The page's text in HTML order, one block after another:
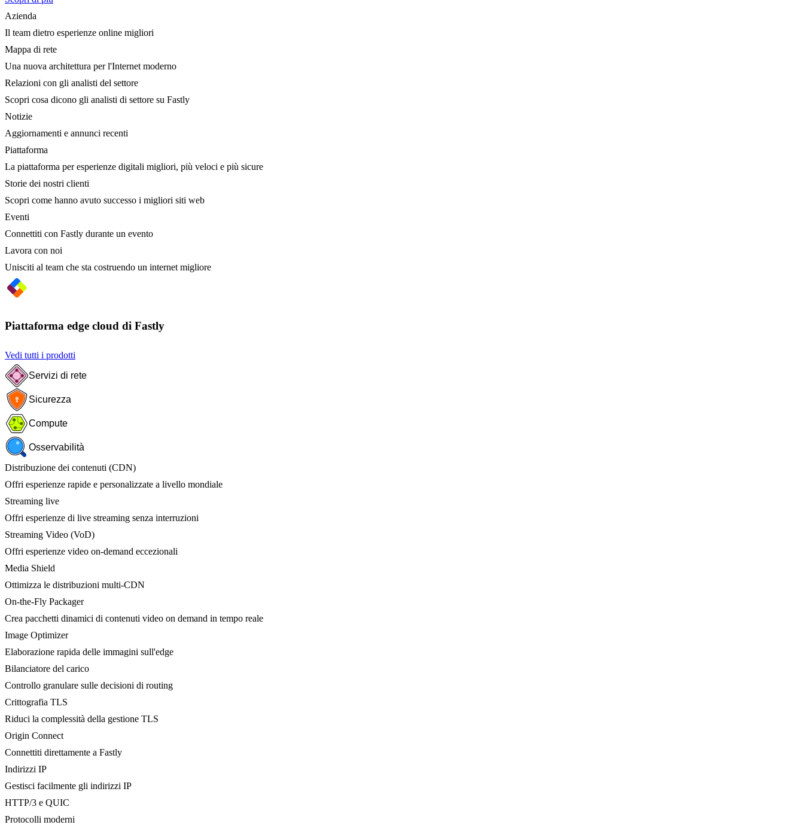
Azienda
Il team dietro esperienze online migliori
Mappa di rete
Una nuova architettura per l'Internet moderno
Relazioni con gli analisti del settore
Scopri cosa dicono gli analisti di settore su Fastly
Notizie
Aggiornamenti e annunci recenti
Piattaforma
La piattaforma per esperienze digitali migliori, più veloci e più sicure
Storie dei nostri clienti
Scopri come hanno avuto successo i migliori siti web
Eventi
Connettiti con Fastly durante un evento
Lavora con noi
Unisciti al team che sta costruendo un internet migliore
Piattaforma edge cloud di Fastly
Vedi tutti i prodotti
Servizi di rete
Sicurezza
Compute
Osservabilità
Distribuzione dei contenuti (CDN)
Offri esperienze rapide e personalizzate a livello mondiale
Streaming live
Offri esperienze di live streaming senza interruzioni
Streaming Video (VoD)
Offri esperienze video on-demand eccezionali
Media Shield
Ottimizza le distribuzioni multi-CDN
On-the-Fly Packager
Crea pacchetti dinamici di contenuti video on demand in tempo reale
Image Optimizer
Elaborazione rapida delle immagini sull'edge
Bilanciatore del carico
Controllo granulare sulle decisioni di routing
Crittografia TLS
Riduci la complessità della gestione TLS
Origin Connect
Connettiti direttamente a Fastly
Indirizzi IP
Gestisci facilmente gli indirizzi IP
HTTP/3 e QUIC
Protocolli moderni